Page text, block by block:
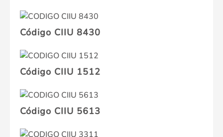
Código CIIU 8430
Código CIIU 1512
Código CIIU 5613